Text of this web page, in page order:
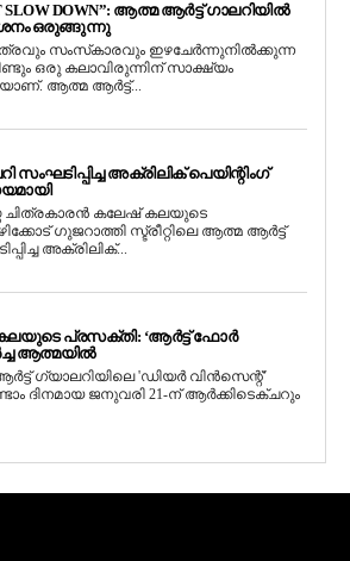
SLOW DOWN”: ആത്മ ആർട്ട് ഗാലറിയിൽ
ഒരുങ്ങുന്നു
സംസ്‌കാരവും ഇഴചേർന്നുനിൽക്കുന്ന
ഒരു കലാവിരുന്നിന് സാക്ഷ്യം
ആത്മ ആർട്ട്...
അക്രിലിക് പെയിന്റിംഗ്
ചിത്രകാരൻ കലേഷ് കലയുടെ
ഗുജറാത്തി സ്ട്രീറ്റിലെ ആത്മ ആർട്ട്
അക്രിലിക്...
പ്രസക്തി: ‘ആർട്ട് ഫോർ
ആത്മയിൽ
ഗ്യാലറിയിലെ 'ഡിയർ വിൻസെന്റ്'
ദിനമായ ജനുവരി 21-ന് ആർക്കിടെക്ചറും